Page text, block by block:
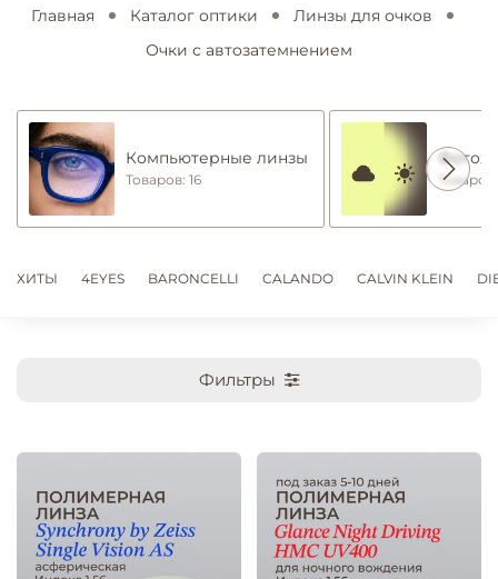
Главная Каталог оптики
Линзы для очков
Очки с автозатемнением
Компьютерные линзы
Товаров: 16
ХИТЫ 4EYES BARONCELLI CALANDO CALVIN KLEIN
Фильтры